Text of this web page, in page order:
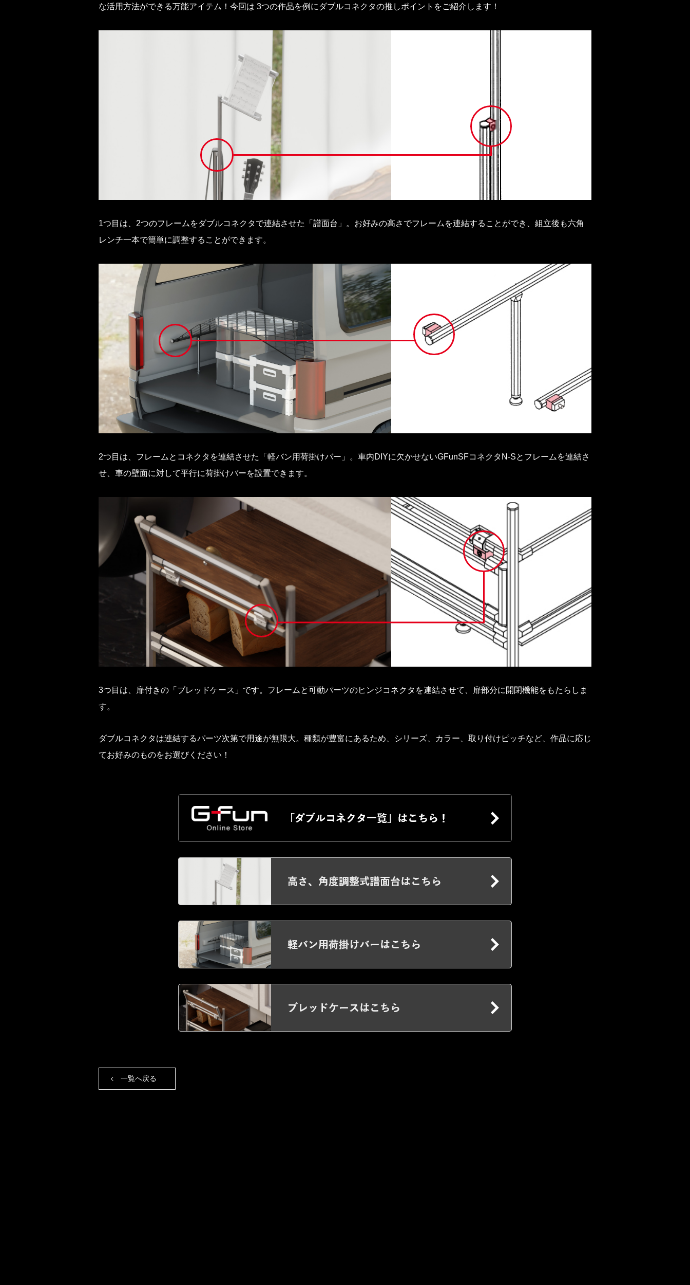
な活用方法ができる万能アイテム！今回は 3つの作品を例にダブルコネクタの推しポイントをご紹介します！
1つ目は、2つのフレームをダブルコネクタで連結させた「譜面台」。お好みの高さでフレームを連結することができ、組立後も六角
レンチ一本で簡単に調整することができます。
2つ目は、フレームとコネクタを連結させた「軽バン用荷掛けバー」。車内DIYに欠かせないGFunSFコネクタN-Sとフレームを連結さ
せ、車の壁面に対して平行に荷掛けバーを設置できます。
3つ目は、扉付きの「ブレッドケース」です。フレームと可動パーツのヒンジコネクタを連結させて、扉部分に開閉機能をもたらしま
す。
ダブルコネクタは連結するパーツ次第で用途が無限大。種類が豊富にあるため、シリーズ、カラー、取り付けピッチなど、作品に応じ
てお好みのものをお選びください！
一覧へ戻る